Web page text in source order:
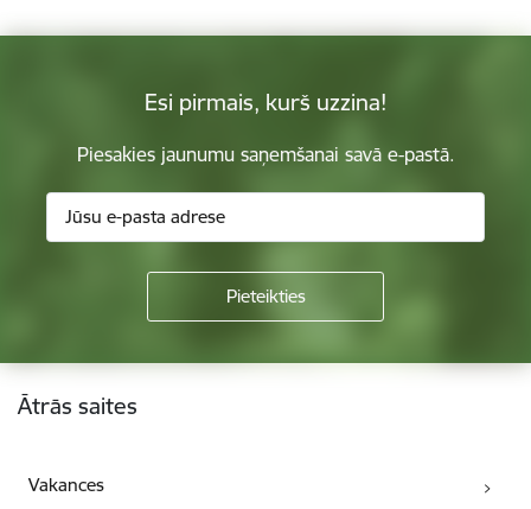
Esi pirmais, kurš uzzina!
Piesakies jaunumu saņemšanai savā e-pastā.
Kājene
Ātrās saites
Vakances